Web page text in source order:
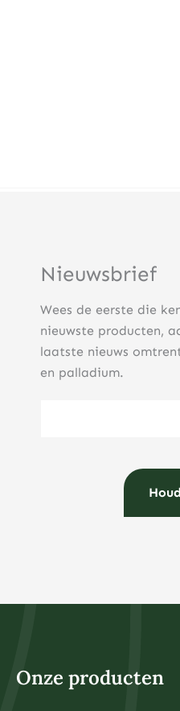
Nieuwsbrief
Wees de eerste die
nieuwste producten,
laatste nieuws
en palladium.
Onze producten